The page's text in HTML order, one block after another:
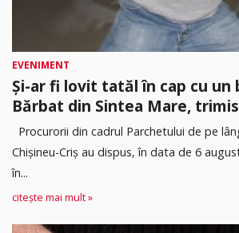
EVENIMENT
Și-ar fi lovit tatăl în cap cu un
Bărbat din Sintea Mare,
Procurorii din cadrul Parchetului de pe
Chișineu-Criș au dispus, în data de 6
în...
citește mai mult »